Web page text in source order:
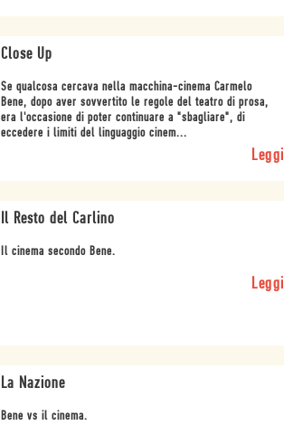
Close Up
Se qualcosa cercava nella macchina-cinema Carmelo
Bene, dopo aver sovvertito le regole del teatro di prosa,
era l'occasione di poter continuare a "sbagliare", di
eccedere i limiti del linguaggio cinem...
Leggi
Il Resto del Carlino
Il cinema secondo Bene.
Leggi
La Nazione
Bene vs il cinema.